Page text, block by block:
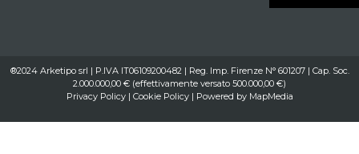
®2024 Arketipo srl | P.IVA IT06109200482 | Reg. Imp. Firenze N° 601207 | Cap. Soc.
2.000.000,00 € (effettivamente versato 500.000,00 €)
Privacy Policy| Cookie Policy| Powered by MapMedia